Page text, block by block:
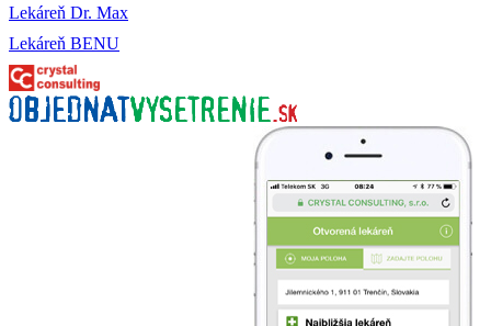
Lekáreň Dr. Max
Lekáreň BENU